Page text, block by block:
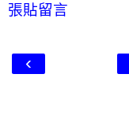
張貼留言
‹